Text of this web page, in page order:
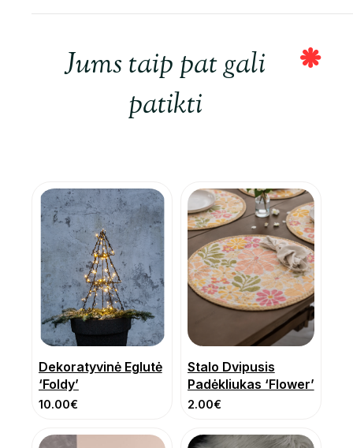
Jums taip pat gali
patikti
Dekoratyvinė Eglutė
‘Foldy’
10.00€
Stalo Dvipusis
Padėkliukas ‘Flower’
2.00€